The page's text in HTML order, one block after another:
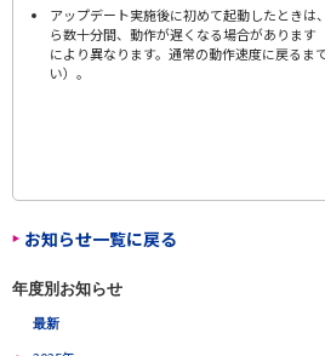
アップデート実施後に初めて起動したときは
ら数十分間、動作が遅くなる場合があります
により異なります。通常の動作速度に戻るま
い）。
お知らせ一覧に戻る
年度別お知らせ
最新